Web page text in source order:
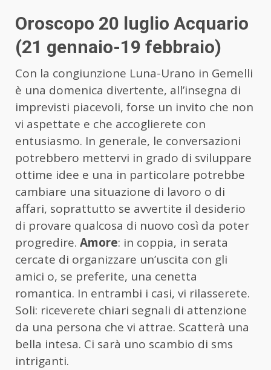
Oroscopo 20 luglio Acquario
(21 gennaio-19 febbraio)
Con la congiunzione Luna-Urano in Gemelli
è una domenica divertente, all’insegna di
imprevisti piacevoli, forse un invito che non
vi aspettate e che accoglierete con
entusiasmo. In generale, le conversazioni
potrebbero mettervi in grado di sviluppare
ottime idee e una in particolare potrebbe
cambiare una situazione di lavoro o di
affari, soprattutto se avvertite il desiderio
di provare qualcosa di nuovo così da poter
progredire. Amore: in coppia, in serata
cercate di organizzare un’uscita con gli
amici o, se preferite, una cenetta
romantica. In entrambi i casi, vi rilasserete.
Soli: riceverete chiari segnali di attenzione
da una persona che vi attrae. Scatterà una
bella intesa. Ci sarà uno scambio di sms
intriganti.